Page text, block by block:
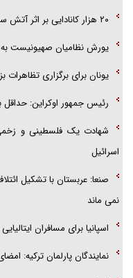
۲۰ هزار کانادایی بر اثر آتش سوزی گسترده خانه های خود را ترک کردند
یورش نظامیان صهیونیست
یونان برای برگزاری
رئیس جمهور اوکراین: حداقل
شهادت یک فلسطینی و
اسرائیل
صنعا: عربستان با تشکیل
نمی‌ ماند
اسپانیا برای مسافران
نمایندگان پارلمان ترکیه: